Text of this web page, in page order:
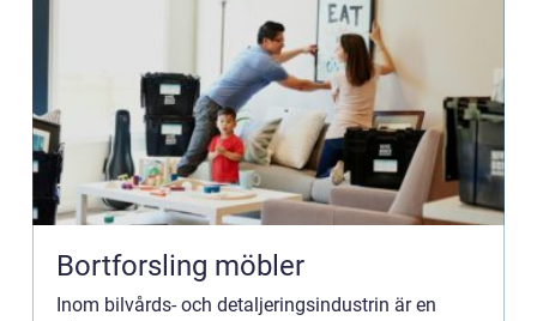
Bortforsling möbler
Inom bilvårds- och detaljeringsindustrin är en